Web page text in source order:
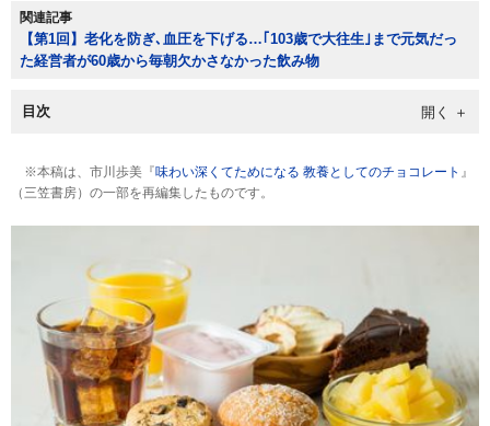
関連記事
【第1回】老化を防ぎ､血圧を下げる…｢103歳で大往生｣まで元気だっ
た経営者が60歳から毎朝欠かさなかった飲み物
目次
※本稿は、市川歩美『味わい深くてためになる 教養としてのチョコレート 』
（三笠書房）の一部を再編集したものです。